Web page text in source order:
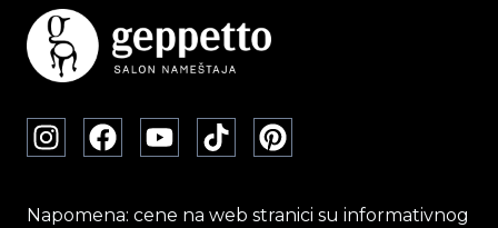
Napomena: cene na web stranici su informativnog